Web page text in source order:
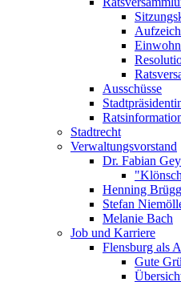
Ausschüsse
Stadtrecht
Verwaltungsvorstand
Dr. Fabian
Henning
Stefan
Melanie Bach
Job und Karriere
Flensburg als
Gute